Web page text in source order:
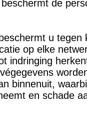
de
u tegen
op elke
indringing
binnenuit,
en schade